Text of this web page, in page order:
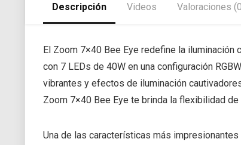
Descripción Videos Valoraciones
El Zoom 7×40 Bee Eye redefine la
con 7 LEDs de 40W en una configuración
vibrantes y efectos de iluminación
Zoom 7×40 Bee Eye te brinda la flexibilidad
Una de las características más